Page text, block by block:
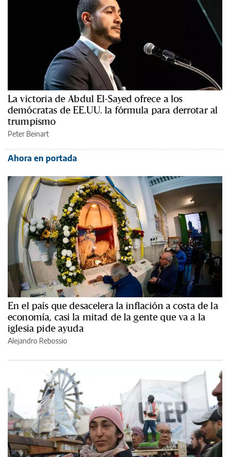
La victoria de Abdul El-Sayed ofrece a los
demócratas de EE.UU. la fórmula para derrotar al
trumpismo
Peter Beinart
Ahora en portada
En el país que desacelera la inflación a costa de la
economía, casi la mitad de la gente que va a la
iglesia pide ayuda
Alejandro Rebossio